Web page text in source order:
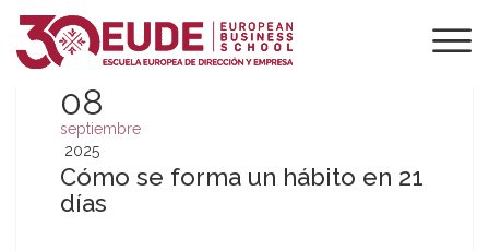
08
septiembre
2025
Cómo se forma un hábito en 21
días